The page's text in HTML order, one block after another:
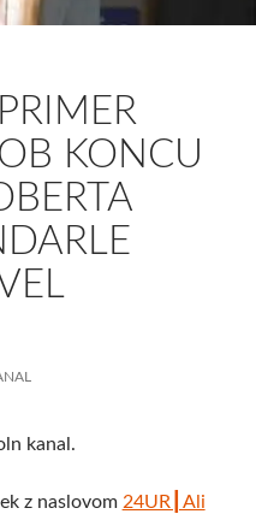
KONCU
kanal.
z naslovom 24UR┃Ali